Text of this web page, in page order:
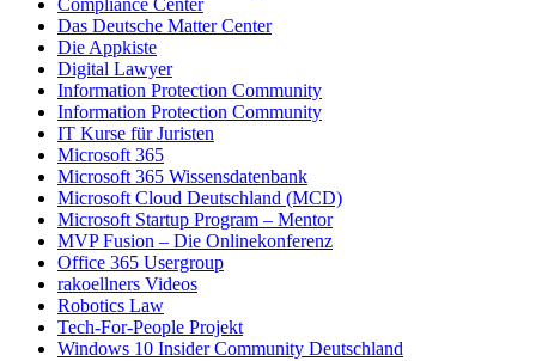
Compliance Center
Das Deutsche Matter Center
Die Appkiste
Digital Lawyer
Information Protection Community
Information Protection Community
IT Kurse für Juristen
Microsoft 365
Microsoft 365 Wissensdatenbank
Microsoft Cloud Deutschland (MCD)
Microsoft Startup Program – Mentor
MVP Fusion – Die Onlinekonferenz
Office 365 Usergroup
rakoellners Videos
Robotics Law
Tech-For-People Projekt
Windows 10 Insider Community Deutschland